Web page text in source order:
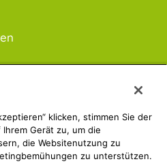
MwSt., ggfl. zzgl. Versandkosten
klicken, stimmen Sie der
Gerät zu, um die
die Websitenutzung zu
zu unterstützen.